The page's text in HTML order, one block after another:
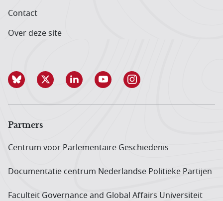
Contact
Over deze site
Partners
Centrum voor Parlementaire Geschiedenis
Documentatie centrum Neder­landse Politieke Partijen
Faculteit Governance and Global Affairs Universiteit